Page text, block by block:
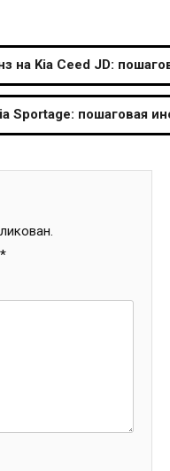
на Kia Ceed JD:
Sportage: пошаговая
*